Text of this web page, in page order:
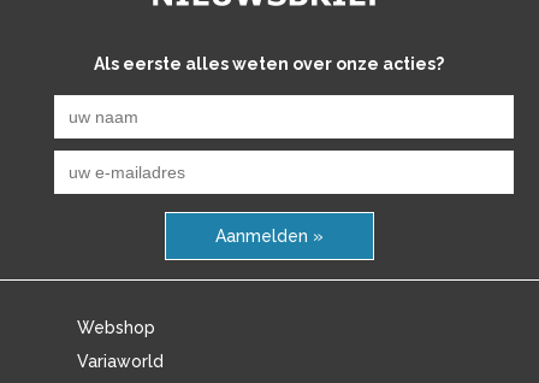
Als eerste alles weten over onze acties?
Aanmelden »
Webshop
Variaworld